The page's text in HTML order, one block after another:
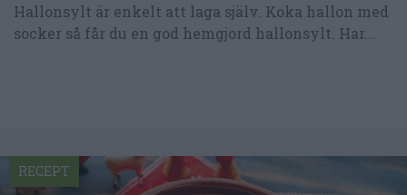
Hallonsylt är enkelt att laga själv. Koka hallon med
socker så får du en god hemgjord hallonsylt. Har...
RECEPT